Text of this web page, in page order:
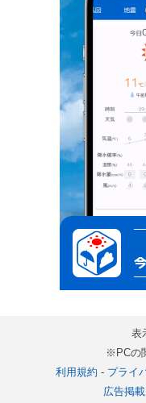
表
※PCの
利用規約 - プライ
広告掲載